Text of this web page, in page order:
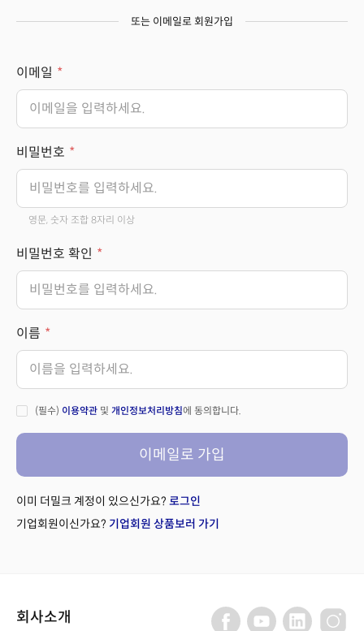
또는 이메일로 회원가입
이메일
비밀번호
영문, 숫자 조합 8자리 이상
비밀번호 확인
이름
(필수) 이용약관 및 개인정보처리방침에 동의합니다.
이메일로 가입
이미 더밀크 계정이 있으신가요? 로그인
기업회원이신가요? 기업회원 상품보러 가기
회사소개